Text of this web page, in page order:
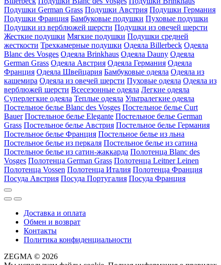
Подушки German Grass Подушки Австрия Подушки Германия
Подушки Франция Бамбуковые подушки Пуховые подушки
Подушки из верблюжей шерсти Подушки из овечей шерсти
Жесткие подушки Мягкие подушки Подушки средней
жесткости Трехкамерные подушки Одеяла Billerbeck Одеяла
Blanc des Vosges Одеяла Brinkhaus Одеяла Dauny Одеяла
German Grass Одеяла Австрия Одеяла Германия Одеяла
Франция Одеяла Швейцария Бамбуковые одеяла Одеяла из
кашемира Одеяла из овечей шерсти Пуховые одеяла Одеяла из
верблюжей шерсти Всесезонные одеяла Легкие одеяла
Суперлегкие одеяла Теплые одеяла Ультралегкие одеяла
Постельное белье Blanc des Vosges Постельное белье Curt
Bauer Постельное белье Elegante Постельное белье German
Grass Постельное белье Австрия Постельное белье Германия
Постельное белье Франция Постельное белье из льна
Постельное белье из перкаля Постельное белье из сатина
Постельное белье из сатин-жаккарда Полотенца Blanc des
Vosges Полотенца German Grass Полотенца Leitner Leinen
Полотенца Vossen Полотенца Италия Полотенца Франция
Посуда Австрия Посуда Португалия Посуда Франция
Доставка и оплата
Обмен и возврат
Контакты
Политика конфиденциальности
ZEGMA © 2026